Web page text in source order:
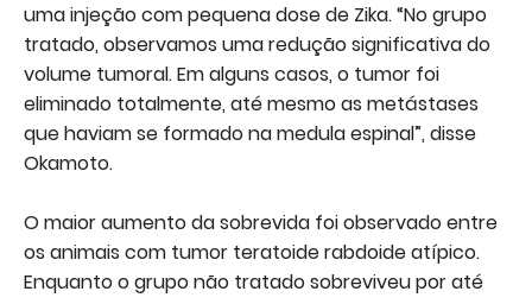
uma injeção com pequena dose de Zika. “No grupo
tratado, observamos uma redução significativa do
volume tumoral. Em alguns casos, o tumor foi
eliminado totalmente, até mesmo as metástases
que haviam se formado na medula espinal”, disse
Okamoto.
O maior aumento da sobrevida foi observado entre
os animais com tumor teratoide rabdoide atípico.
Enquanto o grupo não tratado sobreviveu por até